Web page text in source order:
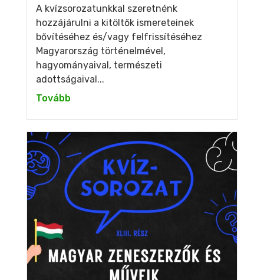
A kvízsorozatunkkal szeretnénk
hozzájárulni a kitöltők ismereteinek
bővítéséhez és/vagy felfrissítéséhez
Magyarország történelmével,
hagyományaival, természeti
adottságaival...
Tovább